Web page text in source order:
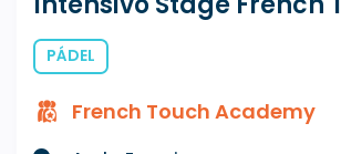
PÁDEL
French Touch Academy